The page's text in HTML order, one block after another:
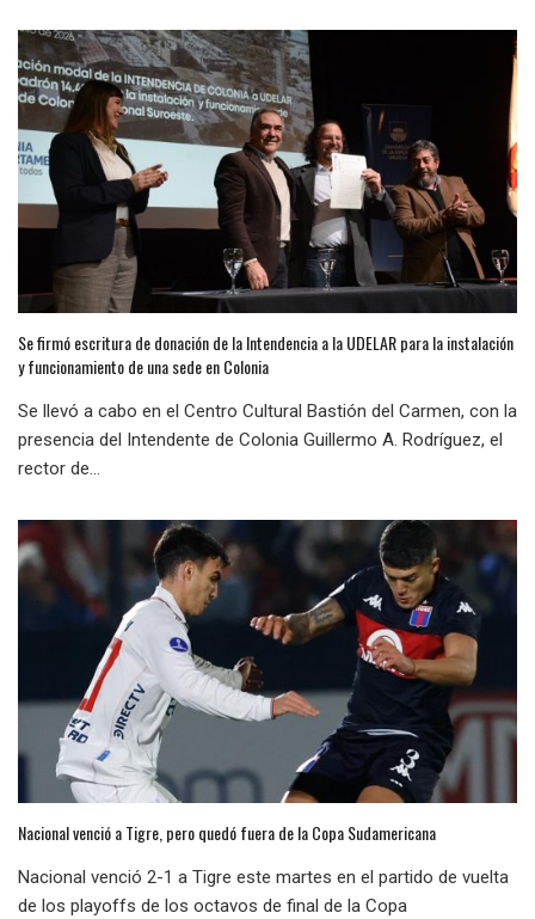
Se firmó escritura de donación de la Intendencia a la UDELAR para la instalación
y funcionamiento de una sede en Colonia
Se llevó a cabo en el Centro Cultural Bastión del Carmen, con la
presencia del Intendente de Colonia Guillermo A. Rodríguez, el
rector de...
Nacional venció a Tigre, pero quedó fuera de la Copa Sudamericana
Nacional venció 2-1 a Tigre este martes en el partido de vuelta
de los playoffs de los octavos de final de la Copa